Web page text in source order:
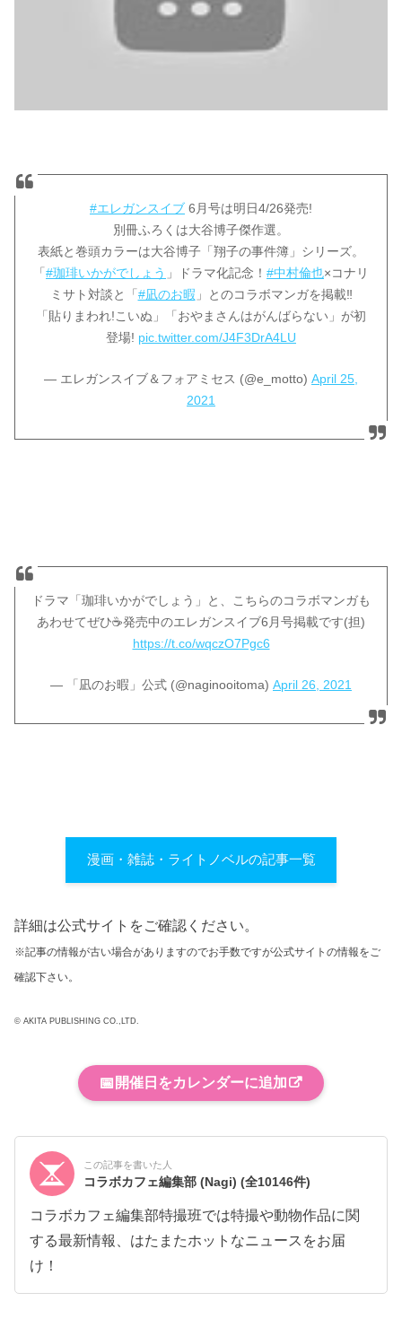
#エレガンスイブ 6月号は明日4/26発売!
別冊ふろくは大谷博子傑作選。
表紙と巻頭カラーは大谷博子「翔子の事件簿」シリーズ。
「 #珈琲いかがでしょう 」ドラマ化記念！ #中村倫也×コナリ
ミサト対談と「 #凪のお暇 」とのコラボマンガを掲載‼️
「貼りまわれ!こいぬ」「おやまさんはがんばらない」が初
登場! pic.twitter.com/J4F3DrA4LU
— エレガンスイブ＆フォアミセス (@e_motto) April 25,
2021
ドラマ「珈琲いかがでしょう」と、こちらのコラボマンガも
あわせてぜひ☕️発売中のエレガンスイブ6月号掲載です(担)
https://t.co/wqczO7Pgc6
— 「凪のお暇」公式 (@naginooitoma) April 26, 2021
漫画・雑誌・ライトノベルの記事一覧
詳細は公式サイトをご確認ください。
※記事の情報が古い場合がありますのでお手数ですが公式サイトの情報をご
確認下さい。
© AKITA PUBLISHING CO.,LTD.
📅 開催日をカレンダーに追加
この記事を書いた人
コラボカフェ編集部 (Nagi)(全10146件)
コラボカフェ編集部特撮班では特撮や動物作品に関
する最新情報、はたまたホットなニュースをお届
け！